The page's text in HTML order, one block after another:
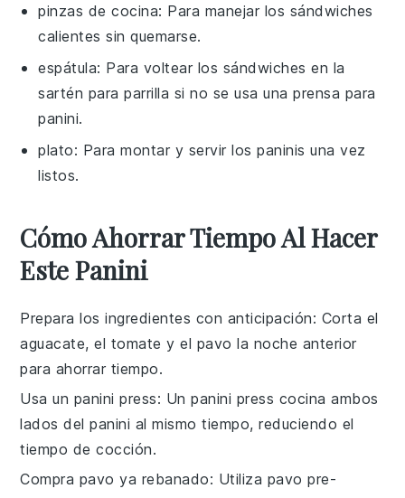
pinzas de cocina: Para manejar los sándwiches
calientes sin quemarse.
espátula: Para voltear los sándwiches en la
sartén para parrilla si no se usa una prensa para
panini.
plato: Para montar y servir los paninis una vez
listos.
Cómo Ahorrar Tiempo Al Hacer
Este Panini
Prepara los ingredientes con anticipación: Corta el
aguacate, el tomate y el pavo la noche anterior
para ahorrar tiempo.
Usa un panini press: Unpanini press cocina ambos
lados delpanini al mismo tiempo, reduciendo el
tiempo de cocción.
Compra pavo ya rebanado: Utiliza pavo pre-